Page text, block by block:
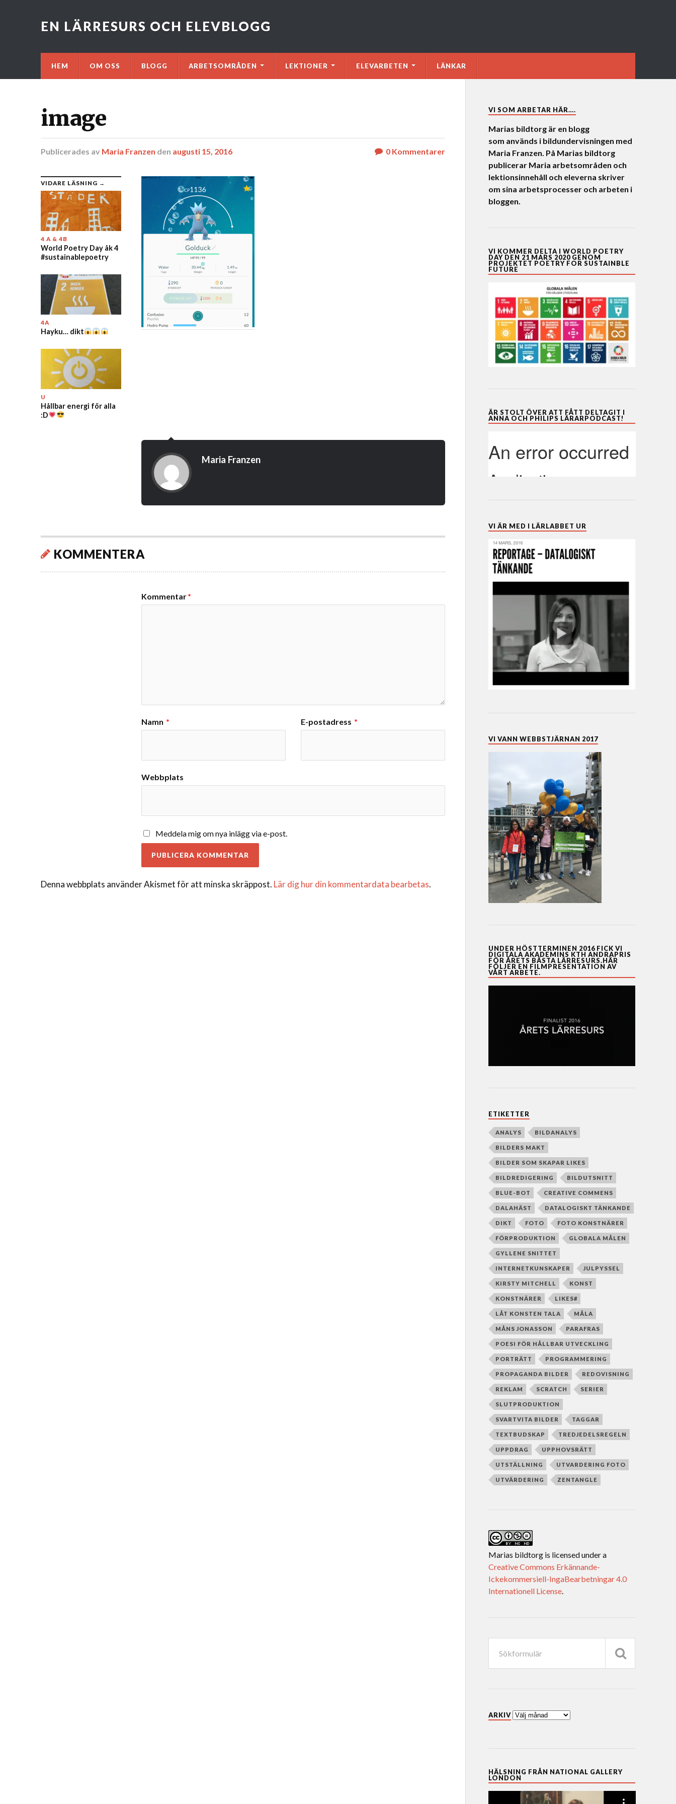
EN LÄRRESURS OCH ELEVBLOGG
HEM OM OSS BLOGG ARBETSOMRÅDEN LEKTIONER ELEVARBETEN LÄNKAR
image
Publicerades av Maria Franzen den augusti 15, 2016 0Kommentarer
VIDARE LÄSNING →
4 A & 4B
World Poetry Day åk 4
#sustainablepoetry
4A
Hayku… dikt
U
Hållbar energi för alla
:D
Maria Franzen
KOMMENTERA
Kommentar*
Namn * E-postadress *
Webbplats
Meddela mig om nya inlägg via e-post.
Denna webbplats använder Akismet för att minska skräppost. Lär dig hur din kommentardata bearbetas.
VI SOM ARBETAR HÄR….
Marias bildtorg är en blogg
som används i bildundervisningen med
Maria Franzen. På Marias bildtorg
publicerar Maria arbetsområden och
lektionsinnehåll och eleverna skriver
om sina arbetsprocesser och arbeten i
bloggen.
VI KOMMER DELTA I WORLD POETRY
DAY DEN 21 MARS 2020 GENOM
PROJEKTET POETRY FOR SUSTAINBLE
FUTURE
ÄR STOLT ÖVER ATT FÅTT DELTAGIT I
ANNA OCH PHILIPS LÄRARPODCAST!
VI ÄR MED I LÄRLABBET UR
VI VANN WEBBSTJÄRNAN 2017
UNDER HÖSTTERMINEN 2016 FICK VI
DIGITALA AKADEMINS KTH ANDRAPRIS
FÖR ÅRETS BÄSTA LÄRRESURS.HÄR
FÖLJER EN FILMPRESENTATION AV
VÅRT ARBETE.
ETIKETTER
ANALYS BILDANALYS
BILDERS MAKT
BILDER SOM SKAPAR LIKES
BILDREDIGERING BILDUTSNITT
BLUE-BOT CREATIVE COMMENS
DALAHÄST DATALOGISKT TÄNKANDE
DIKT FOTO FOTO KONSTNÄRER
FÖRPRODUKTION GLOBALA MÅLEN
GYLLENE SNITTET
INTERNETKUNSKAPER JULPYSSEL
KIRSTY MITCHELL KONST
KONSTNÄRER LIKES#
LÅT KONSTEN TALA MÅLA
MÅNS JONASSON PARAFRAS
POESI FÖR HÅLLBAR UTVECKLING
PORTRÄTT PROGRAMMERING
PROPAGANDA BILDER REDOVISNING
REKLAM SCRATCH SERIER
SLUTPRODUKTION
SVARTVITA BILDER TAGGAR
TEXTBUDSKAP TREDJEDELSREGELN
UPPDRAG UPPHOVSRÄTT
UTSTÄLLNING UTVARDERING FOTO
UTVÄRDERING ZENTANGLE
Marias bildtorgis licensed under a
Creative Commons Erkännande-
Ickekommersiell-IngaBearbetningar 4.0
Internationell License.
ARKIV
HÄLSNING FRÅN NATIONAL GALLERY
LONDON
Videospelare